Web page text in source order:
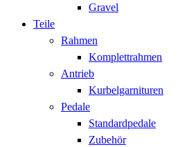
Gravel
Teile
Rahmen
Komplettrahmen
Antrieb
Kurbelgarnituren
Pedale
Standardpedale
Zubehör